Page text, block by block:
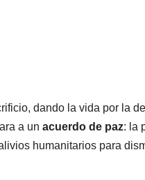
dando la vida por la
a un acuerdo de paz: la
humanitarios para